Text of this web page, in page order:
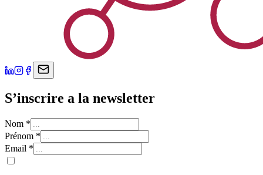
S’inscrire a la newsletter
Nom *
Prénom *
Email *